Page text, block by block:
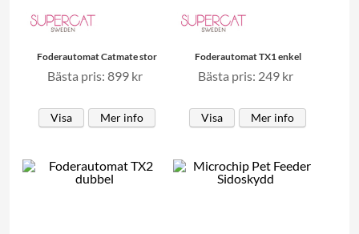
Foderautomat Catmate stor
Bästa pris: 899 kr
Visa Mer info
Foderautomat TX1 enkel
Bästa pris: 249 kr
Visa Mer info